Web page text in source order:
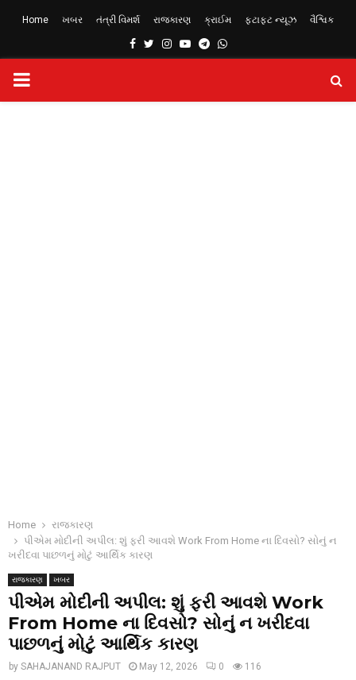
Home ખબર તંત્રી વિમર્શ રાજકારણ ક્રાઈમ ફટાફટ ન્યૂઝ વૈશ્વિક
Facebook
TwitterInstagram
YoutubeTelegram
Whatsapp
PRIMARY
Home
રાજકારણ
પીએમ મોદીની અપીલ: શું ફરી આવશે Work From Home ના દિવસો? સોનું ન
ખરીદવા પાછળનું મોટું આર્થિક કારણ
રાજકારણ ખબર
પીએમ મોદીની અપીલ: શું ફરી આવશે Work
From Home ના દિવસો? સોનું ન ખરીદવા
પાછળનું મોટું આર્થિક કારણ
by SAHAJANAND RAJPUT May 12, 2026 0 116